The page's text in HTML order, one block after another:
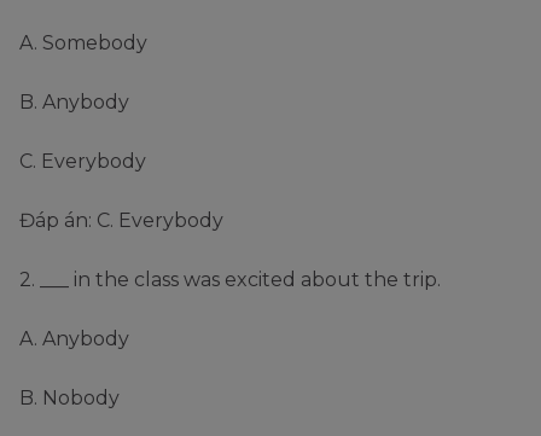
A. Somebody
B. Anybody
C. Everybody
Đáp án: C. Everybody
2. ___ in the class was excited about the trip.
A. Anybody
B. Nobody